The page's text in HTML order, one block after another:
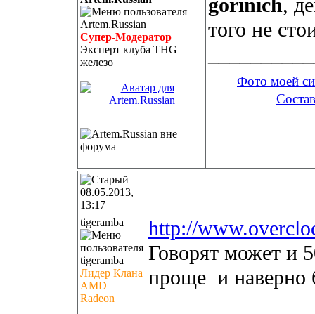
Супер-Модератор
Эксперт клуба THG |
железо
gorinich,
того не
Фото моей
08.05.2013,
13:17
tigeramba
Лидер Клана
AMD
Radeon
http://
Говорят может и
проще и наверно